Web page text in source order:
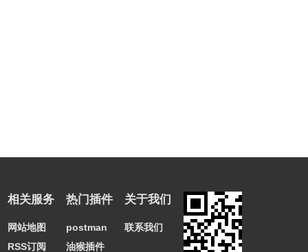
相关服务
网站地图
RSS订阅
热门插件
postman
油猴插件
关于我们
联系我们